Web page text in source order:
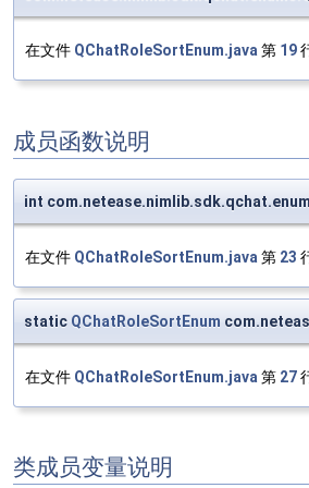
在文件 QChatRoleSortEnum.java第 19
成员函数说明
int
在文件 QChatRoleSortEnum.java 第 23
static QChatRoleSortEnum
在文件 QChatRoleSortEnum.java 第 27
类成员变量说明